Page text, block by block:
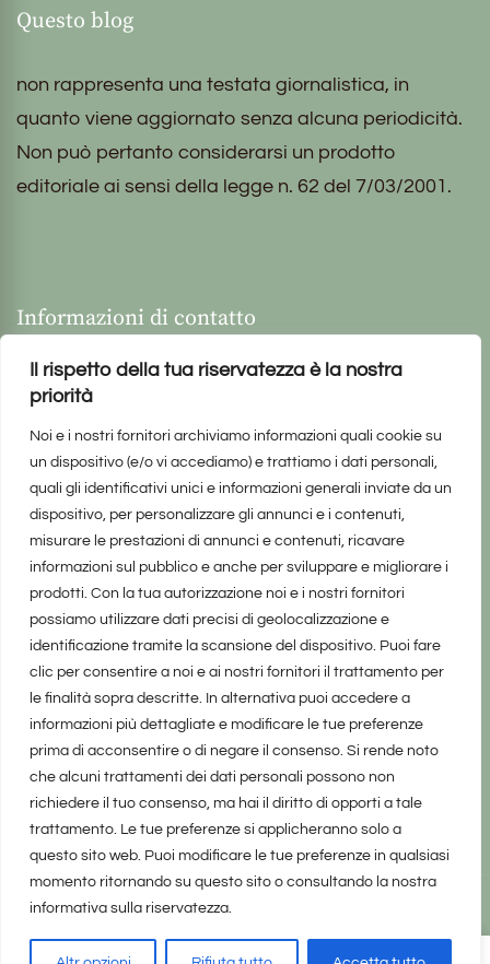
Il rispetto della tua riservatezza è la nostra
priorità
Noi e i nostri fornitori archiviamo informazioni quali cookie su
un dispositivo (e/o vi accediamo) e trattiamo i dati personali,
quali gli identificativi unici e informazioni generali inviate da un
dispositivo, per personalizzare gli annunci e i contenuti,
misurare le prestazioni di annunci e contenuti, ricavare
informazioni sul pubblico e anche per sviluppare e migliorare i
prodotti. Con la tua autorizzazione noi e i nostri fornitori
possiamo utilizzare dati precisi di geolocalizzazione e
identificazione tramite la scansione del dispositivo. Puoi fare
clic per consentire a noi e ai nostri fornitori il trattamento per
le finalità sopra descritte. In alternativa puoi accedere a
informazioni più dettagliate e modificare le tue preferenze
prima di acconsentire o di negare il consenso. Si rende noto
che alcuni trattamenti dei dati personali possono non
richiedere il tuo consenso, ma hai il diritto di opporti a tale
trattamento. Le tue preferenze si applicheranno solo a
questo sito web. Puoi modificare le tue preferenze in qualsiasi
momento ritornando su questo sito o consultando la nostra
informativa sulla riservatezza.
Questo blog
non rappresenta una testata giornalistica, in
quanto viene aggiornato senza alcuna periodicità.
Non può pertanto considerarsi un prodotto
editoriale ai sensi della legge n. 62 del 7/03/2001.
Informazioni di contatto
realizzato da Marina Galatioto©2025 tutti i diritti riservati -
Privacy Policy